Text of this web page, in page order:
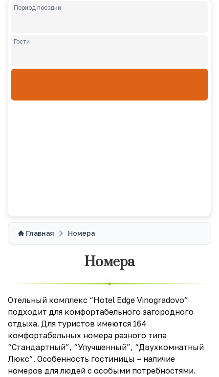
Период поездки
Гости
Главная Номера
Номера
Отельный комплекс “Hotel Edge Vinogradovo”
подходит для комфортабельного загородного
отдыха. Для туристов имеются 164
комфортабельных номера разного типа
“Стандартный”, “Улучшенный”, “Двухкомнатный
Люкс”. Особенность гостиницы – наличие
номеров для людей с особыми потребностями.